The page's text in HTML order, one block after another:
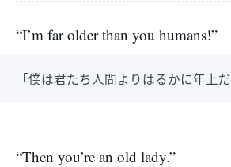
“I’m far older than you humans!”
「僕は君たち人間よりはるかに年上だ
“Then you’re an old lady.”